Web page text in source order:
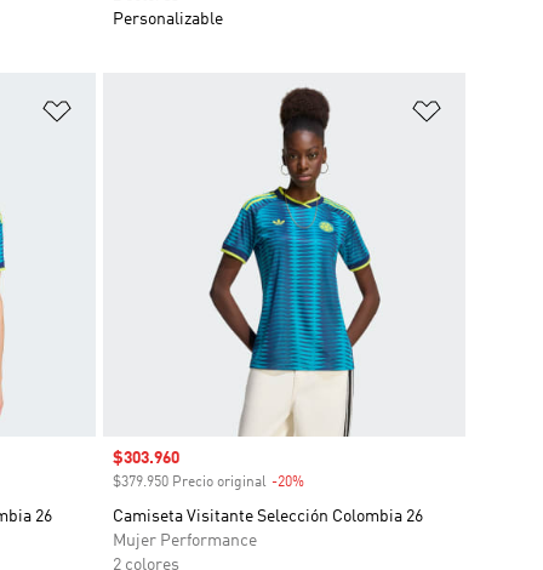
Personalizable
Añadir a la lista de deseos
26
Precio de venta
$303.960
$379.950 Precio original -20%Descuento
Camiseta Visitante Selección Colombia 26
Mujer Performance
2 colores